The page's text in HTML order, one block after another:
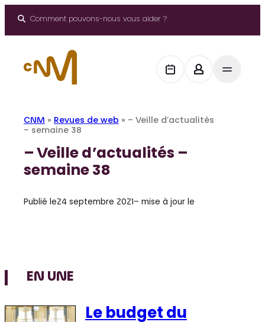
Comment pouvons-nous vous aider ?
CNM » Revues de web » – Veille d’actualités
– semaine 38
– Veille d’actualités –
semaine 38
Publié le24 septembre 2021 – mise à jour le
EN UNE
Le budget du